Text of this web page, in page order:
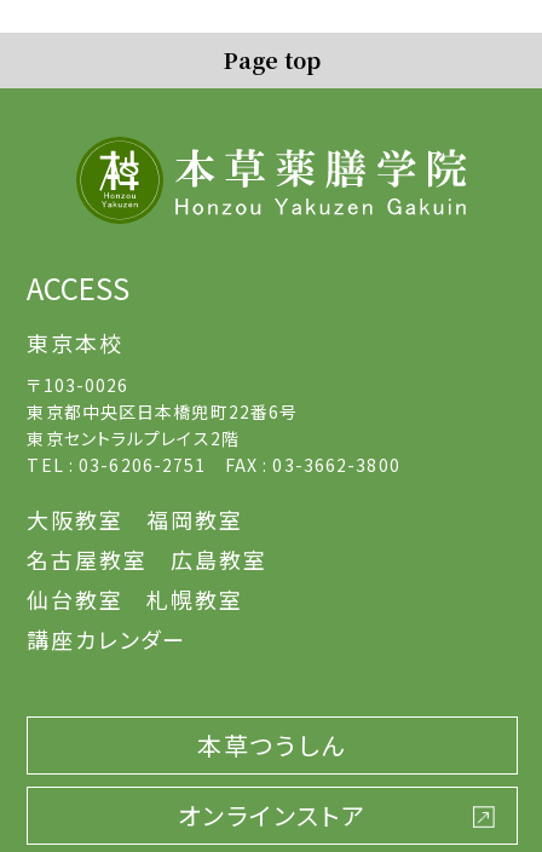
Page top
ACCESS
東京本校
〒103-0026
東京都中央区日本橋兜町22番6号
東京セントラルプレイス2階
TEL : 03-6206-2751 FAX : 03-3662-3800
大阪教室
福岡教室
名古屋教室
広島教室
仙台教室
札幌教室
講座カレンダー
本草つうしん
オンラインストア